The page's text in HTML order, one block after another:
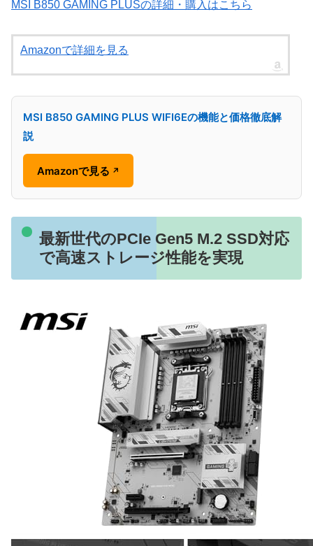
MSI B850 GAMING PLUSの詳細・購入はこちら
Amazonで詳細を見る
MSI B850 GAMING PLUS WIFI6Eの機能と価格徹底解
説
Amazonで見る ↗
最新世代のPCIe Gen5 M.2 SSD対応
で高速ストレージ性能を実現